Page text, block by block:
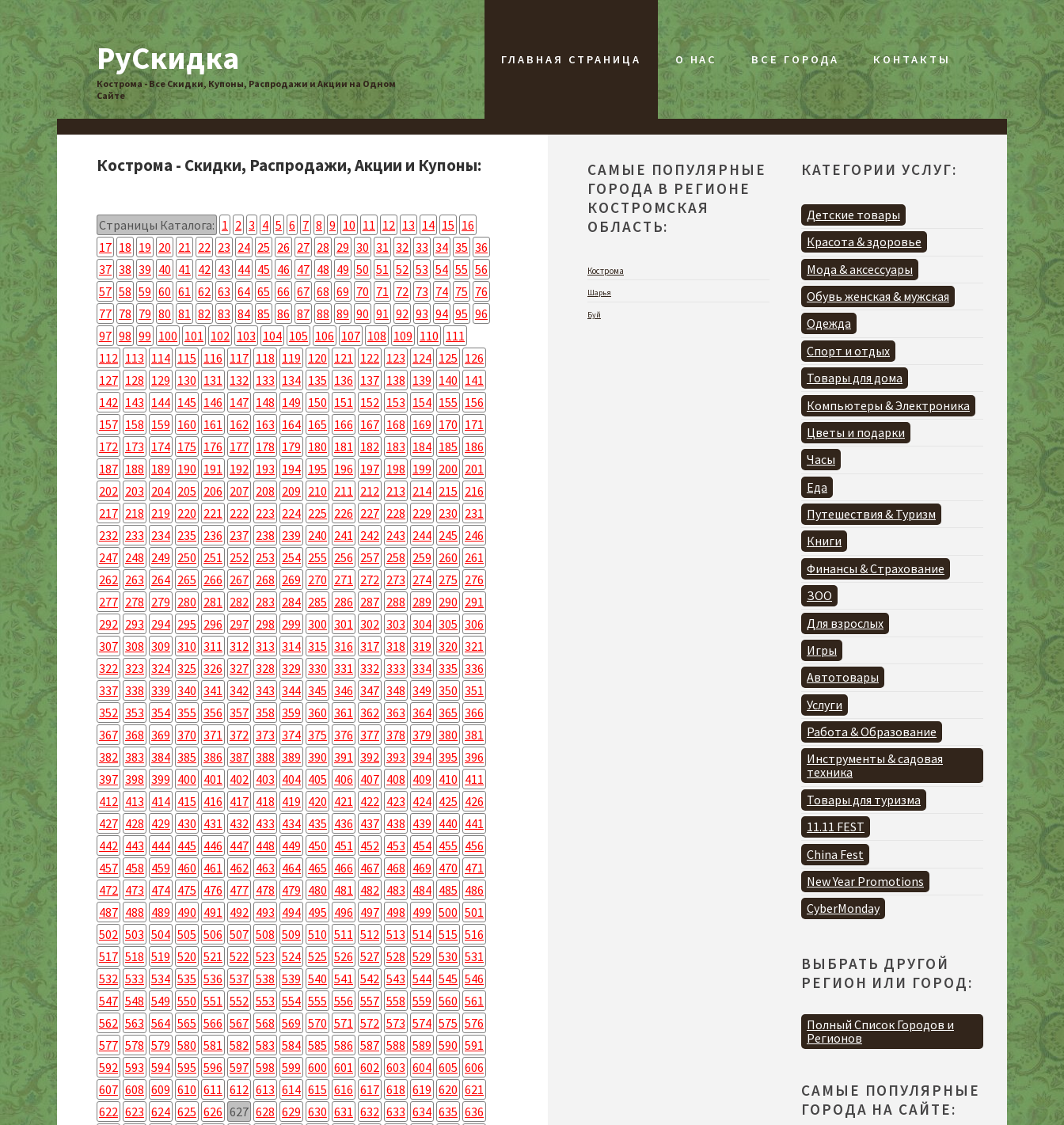
РуСкидка
Кострома - Все Скидки, Купоны, Распродажи и Акции на Одном
Сайте
ГЛАВНАЯ СТРАНИЦА О НАС ВСЕ ГОРОДА КОНТАКТЫ
Кострома - Скидки, Распродажи, Акции и Купоны:
Страницы Каталога: 1 2 3 4 5 6 7 8 9 10 11 12 13 14 15 16
17 18 19 20 21 22 23 24 25 26 27 28 29 30 31 32 33 34 35 36
37 38 39 40 41 42 43 44 45 46 47 48 49 50 51 52 53 54 55 56
57 58 59 60 61 62 63 64 65 66 67 68 69 70 71 72 73 74 75 76
77 78 79 80 81 82 83 84 85 86 87 88 89 90 91 92 93 94 95 96
97 98 99 100 101 102 103 104 105 106 107 108 109 110 111
112 113 114 115 116 117 118 119 120 121 122 123 124 125 126
127 128 129 130 131 132 133 134 135 136 137 138 139 140 141
142 143 144 145 146 147 148 149 150 151 152 153 154 155 156
157 158 159 160 161 162 163 164 165 166 167 168 169 170 171
172 173 174 175 176 177 178 179 180 181 182 183 184 185 186
187 188 189 190 191 192 193 194 195 196 197 198 199 200 201
202 203 204 205 206 207 208 209 210 211 212 213 214 215 216
217 218 219 220 221 222 223 224 225 226 227 228 229 230 231
232 233 234 235 236 237 238 239 240 241 242 243 244 245 246
247 248 249 250 251 252 253 254 255 256 257 258 259 260 261
262 263 264 265 266 267 268 269 270 271 272 273 274 275 276
277 278 279 280 281 282 283 284 285 286 287 288 289 290 291
292 293 294 295 296 297 298 299 300 301 302 303 304 305 306
307 308 309 310 311 312 313 314 315 316 317 318 319 320 321
322 323 324 325 326 327 328 329 330 331 332 333 334 335 336
337 338 339 340 341 342 343 344 345 346 347 348 349 350 351
352 353 354 355 356 357 358 359 360 361 362 363 364 365 366
367 368 369 370 371 372 373 374 375 376 377 378 379 380 381
382 383 384 385 386 387 388 389 390 391 392 393 394 395 396
397 398 399 400 401 402 403 404 405 406 407 408 409 410 411
412 413 414 415 416 417 418 419 420 421 422 423 424 425 426
427 428 429 430 431 432 433 434 435 436 437 438 439 440 441
442 443 444 445 446 447 448 449 450 451 452 453 454 455 456
457 458 459 460 461 462 463 464 465 466 467 468 469 470 471
472 473 474 475 476 477 478 479 480 481 482 483 484 485 486
487 488 489 490 491 492 493 494 495 496 497 498 499 500 501
502 503 504 505 506 507 508 509 510 511 512 513 514 515 516
517 518 519 520 521 522 523 524 525 526 527 528 529 530 531
532 533 534 535 536 537 538 539 540 541 542 543 544 545 546
547 548 549 550 551 552 553 554 555 556 557 558 559 560 561
562 563 564 565 566 567 568 569 570 571 572 573 574 575 576
577 578 579 580 581 582 583 584 585 586 587 588 589 590 591
592 593 594 595 596 597 598 599 600 601 602 603 604 605 606
607 608 609 610 611 612 613 614 615 616 617 618 619 620 621
622 623 624 625 626 627 628 629 630 631 632 633 634 635 636
САМЫЕ ПОПУЛЯРНЫЕ
ГОРОДА В РЕГИОНЕ
КОСТРОМСКАЯ
ОБЛАСТЬ:
Кострома
Шарья
Буй
КАТЕГОРИИ УСЛУГ:
Детские товары
Красота & здоровье
Мода & аксессуары
Обувь женская & мужская
Одежда
Спорт и отдых
Товары для дома
Компьютеры & Электроника
Цветы и подарки
Часы
Еда
Путешествия & Туризм
Книги
Финансы & Страхование
ЗОО
Для взрослых
Игры
Автотовары
Услуги
Работа & Образование
Инструменты & садовая
техника
Товары для туризма
11.11 FEST
China Fest
New Year Promotions
CyberMonday
ВЫБРАТЬ ДРУГОЙ
РЕГИОН ИЛИ ГОРОД:
Полный Список Городов и
Регионов
САМЫЕ ПОПУЛЯРНЫЕ
ГОРОДА НА САЙТЕ: